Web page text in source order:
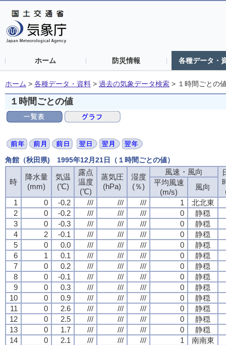
ホーム 防災情報 各種データ・
ホーム > 各種データ・資料 > 過去の気象データ検索 > １時間ごとの
１時間ごとの値
角館（秋田県) 1995年12月21日（１時間ごとの値）
時
降水量
(mm)
気温
(℃)
露点
温度
(℃)
蒸気圧
(hPa)
湿度
(％)
風速・風向
平均風速
(m/s)
風向
1
0 -0.2 /// /// /// 1
北北東
2
0 -0.2 /// /// /// 0
静穏
3
0 -0.3 /// /// /// 0
静穏
4
2 -0.1 /// /// /// 0
静穏
5
0 0.0 /// /// /// 0
静穏
6
1 0.1 /// /// /// 0
静穏
7
0 0.2 /// /// /// 0
静穏
8
0 -0.1 /// /// /// 0
静穏
9
0 0.3 /// /// /// 0
静穏
10
0 0.9 /// /// /// 0
静穏
11
0 2.6 /// /// /// 0
静穏
12
0 2.5 /// /// /// 0
静穏
13
0 1.7 /// /// /// 0
静穏
14
0 2.1 /// /// /// 1
南南東
時
降水量
(mm)
気温
(℃)
露点
温度
(℃)
蒸気圧
(hPa)
湿度
(％)
風速・風向
平均風速
(m/s)
風向
1
0 -0.2 /// /// /// 1
北北東
2
0 -0.2 /// /// /// 0
静穏
3
0 -0.3 /// /// /// 0
静穏
4
2 -0.1 /// /// /// 0
静穏
5
0 0.0 /// /// /// 0
静穏
6
1 0.1 /// /// /// 0
静穏
7
0 0.2 /// /// /// 0
静穏
8
0 -0.1 /// /// /// 0
静穏
9
0 0.3 /// /// /// 0
静穏
10
0 0.9 /// /// /// 0
静穏
11
0 2.6 /// /// /// 0
静穏
12
0 2.5 /// /// /// 0
静穏
13
0 1.7 /// /// /// 0
静穏
14
0 2.1 /// /// /// 1
南南東
時
降水量
(mm)
気温
(℃)
露点
温度
(℃)
蒸気圧
(hPa)
湿度
(％)
風速・風向
平均風速
(m/s)
風向
1
0 -0.2 /// /// /// 1
北北東
2
0 -0.2 /// /// /// 0
静穏
3
0 -0.3 /// /// /// 0
静穏
4
2 -0.1 /// /// /// 0
静穏
5
0 0.0 /// /// /// 0
静穏
6
1 0.1 /// /// /// 0
静穏
7
0 0.2 /// /// /// 0
静穏
8
0 -0.1 /// /// /// 0
静穏
9
0 0.3 /// /// /// 0
静穏
10
0 0.9 /// /// /// 0
静穏
11
0 2.6 /// /// /// 0
静穏
12
0 2.5 /// /// /// 0
静穏
13
0 1.7 /// /// /// 0
静穏
14
0 2.1 /// /// /// 1
南南東
時
降水量
(mm)
気温
(℃)
露点
温度
(℃)
蒸気圧
(hPa)
湿度
(％)
風速・風向
平均風速
(m/s)
風向
1
0 -0.2 /// /// /// 1
北北東
2
0 -0.2 /// /// /// 0
静穏
3
0 -0.3 /// /// /// 0
静穏
4
2 -0.1 /// /// /// 0
静穏
5
0 0.0 /// /// /// 0
静穏
6
1 0.1 /// /// /// 0
静穏
7
0 0.2 /// /// /// 0
静穏
8
0 -0.1 /// /// /// 0
静穏
9
0 0.3 /// /// /// 0
静穏
10
0 0.9 /// /// /// 0
静穏
11
0 2.6 /// /// /// 0
静穏
12
0 2.5 /// /// /// 0
静穏
13
0 1.7 /// /// /// 0
静穏
14
0 2.1 /// /// /// 1
南南東